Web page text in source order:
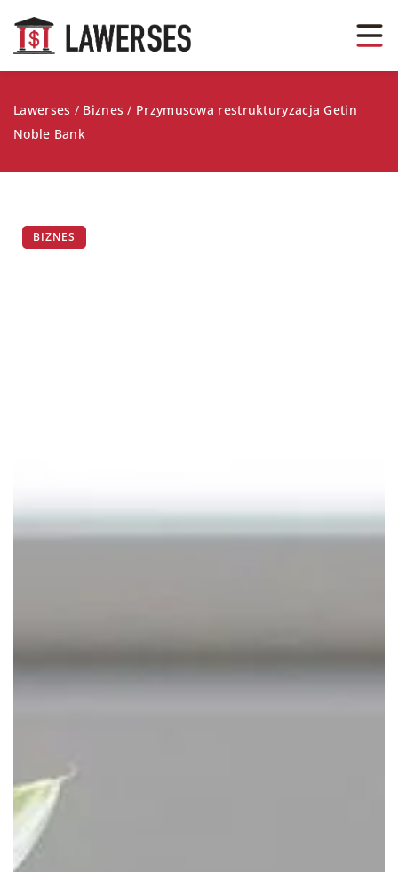
Lawerses / Biznes / Przymusowa restrukturyzacja Getin
Noble Bank
BIZNES